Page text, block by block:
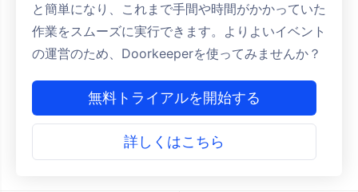
と簡単になり、これまで手間や時間がかかっていた
作業をスムーズに実行できます。よりよいイベント
の運営のため、Doorkeeperを使ってみませんか？
無料トライアルを開始する
詳しくはこちら